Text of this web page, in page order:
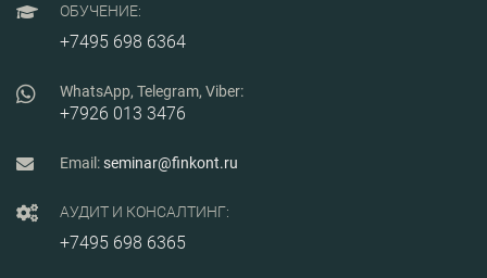
ОБУЧЕНИЕ:
+7495 698 6364
WhatsApp, Telegram, Viber:
+7926 013 3476
Email:seminar@finkont.ru
АУДИТ И КОНСАЛТИНГ:
+7495 698 6365